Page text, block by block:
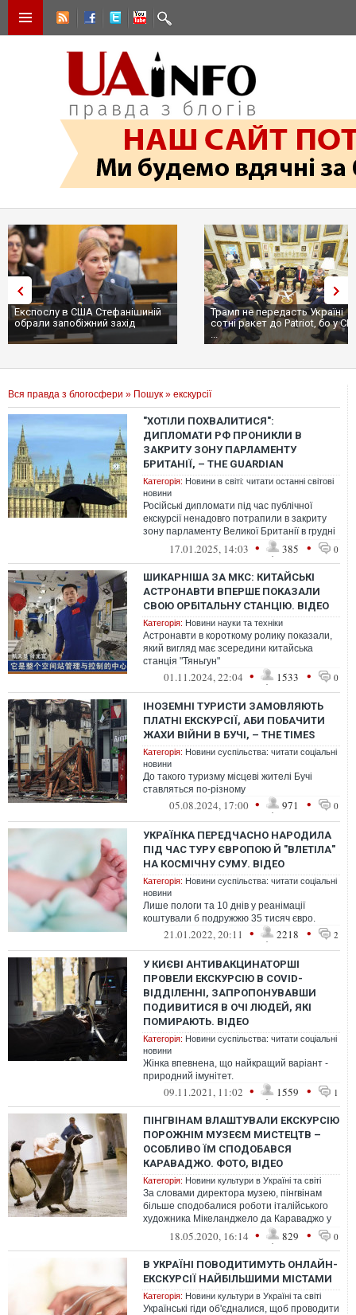
Експослу в США Стефанішиній
обрали запобіжний захід
Трамп не передасть Україні
сотні ракет до Patriot, бо у
...
Вся правда з блогосфери » Пошук » екскурсії
"ХОТІЛИ ПОХВАЛИТИСЯ":
ДИПЛОМАТИ РФ ПРОНИКЛИ В
ЗАКРИТУ ЗОНУ ПАРЛАМЕНТУ
БРИТАНІЇ, – THE GUARDIAN
Категорія: Новини в світі: читати останні світові
новини
Російські дипломати під час публічної
екскурсії ненадовго потрапили в закриту
зону парламенту Великої Британії в грудні
2024 року17.01.2025, 14:03 • 385 • 0
ШИКАРНІША ЗА МКС: КИТАЙСЬКІ
АСТРОНАВТИ ВПЕРШЕ ПОКАЗАЛИ
СВОЮ ОРБІТАЛЬНУ СТАНЦІЮ. ВІДЕО
Категорія: Новини науки та техніки
Астронавти в короткому ролику показали,
який вигляд має зсередини китайська
станція "Тяньгун"
01.11.2024, 22:04 • 1533 • 0
ІНОЗЕМНІ ТУРИСТИ ЗАМОВЛЯЮТЬ
ПЛАТНІ ЕКСКУРСІЇ, АБИ ПОБАЧИТИ
ЖАХИ ВІЙНИ В БУЧІ, – THE TIMES
Категорія: Новини суспільства: читати соціальні
новини
До такого туризму місцеві жителі Бучі
ставляться по-різному
05.08.2024, 17:00 • 971 • 0
УКРАЇНКА ПЕРЕДЧАСНО НАРОДИЛА
ПІД ЧАС ТУРУ ЄВРОПОЮ Й "ВЛЕТІЛА"
НА КОСМІЧНУ СУМУ. ВІДЕО
Категорія: Новини суспільства: читати соціальні
новини
Лише пологи та 10 днів у реанімації
коштували б подружжю 35 тисяч євро.
21.01.2022, 20:11 • 2218 • 2
У КИЄВІ АНТИВАКЦИНАТОРШІ
ПРОВЕЛИ ЕКСКУРСІЮ В COVID-
ВІДДІЛЕННІ, ЗАПРОПОНУВАВШИ
ПОДИВИТИСЯ В ОЧІ ЛЮДЕЙ, ЯКІ
ПОМИРАЮТЬ. ВІДЕО
Категорія: Новини суспільства: читати соціальні
новини
Жінка впевнена, що найкращий варіант -
природний імунітет.
09.11.2021, 11:02 • 1559 • 1
ПІНГВІНАМ ВЛАШТУВАЛИ ЕКСКУРСІЮ
ПОРОЖНІМ МУЗЕЄМ МИСТЕЦТВ –
ОСОБЛИВО ЇМ СПОДОБАВСЯ
КАРАВАДЖО. ФОТО, ВІДЕО
Категорія: Новини культури в Україні та світі
За словами директора музею, пінгвінам
більше сподобалися роботи італійського
художника Мікеланджело да Караваджо у
стилі бароко, ніж французького імпр...
18.05.2020, 16:14 • 829 • 0
В УКРАЇНІ ПОВОДИТИМУТЬ ОНЛАЙН-
ЕКСКУРСІЇ НАЙБІЛЬШИМИ МІСТАМИ
Категорія: Новини культури в Україні та світі
Українські гіди об'єдналися, щоб проводити